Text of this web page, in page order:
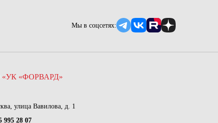
Мы в соцсетях:
«ФОРВАРД»
улица Вавилова, д. 1
995 28 07